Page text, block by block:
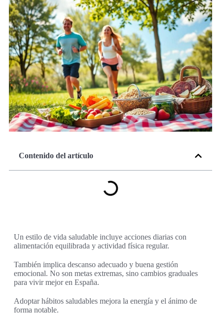
Contenido del artículo
Un estilo de vida saludable incluye acciones diarias con
alimentación equilibrada y actividad física regular.
También implica descanso adecuado y buena gestión
emocional. No son metas extremas, sino cambios graduales
para vivir mejor en España.
Adoptar hábitos saludables mejora la energía y el ánimo de
forma notable.